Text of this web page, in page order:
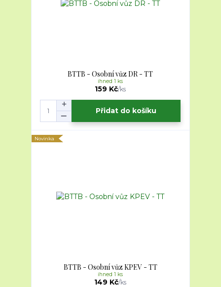
BTTB - Osobní vůz DR - TT
159 Kč/ks
ihned 1 ks
Přidat do košíku
Novinka
BTTB - Osobní vůz KPEV - TT
149 Kč/ks
ihned 1 ks